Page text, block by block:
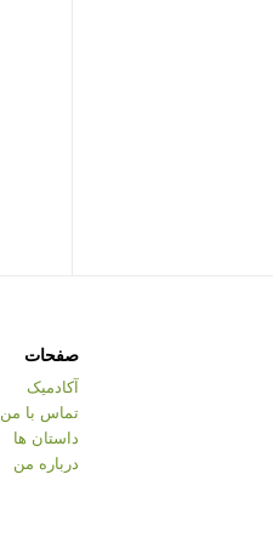
صفحات
آکادمیک
تماس با من
داستان ها
درباره من